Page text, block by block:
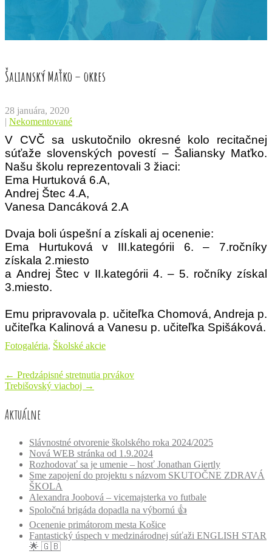
Šalianský Maťko – okres
28 januára, 2020
| Nekomentované
V CVČ sa uskutočnilo okresné kolo recitačnej
súťaže slovenských povestí – Šaliansky Maťko.
Našu školu reprezentovali 3 žiaci:
Ema Hurtuková 6.A,
Andrej Štec 4.A,
Vanesa Dancáková 2.A
Dvaja boli úspešní a získali aj ocenenie:
Ema Hurtuková v III.kategórii 6. – 7.ročníky
získala 2.miesto
a Andrej Štec v II.kategórii 4. – 5. ročníky získal
3.miesto.
Emu pripravovala p. učiteľka Chomová, Andreja p.
učiteľka Kalinová a Vanesu p. učiteľka Spišáková.
Fotogaléria, Školské akcie
Post
navigation
← Predzápisné stretnutia prvákov
Trebišovský viacboj →
Aktuálne
Slávnostné otvorenie školského roka 2024/2025
Nová WEB stránka od 1.9.2024
Rozhodovať sa je umenie – hosť Jonathan Giertly
Sme zapojení do projektu s názvom SKUTOČNE ZDRAVÁ
ŠKOLA
Alexandra Joobová – vicemajsterka vo futbale
Spoločná brigáda dopadla na výbornú 👍
Ocenenie primátorom mesta Košice
Fantastický úspech v medzinárodnej súťaži ENGLISH STAR
🌟 🇬🇧